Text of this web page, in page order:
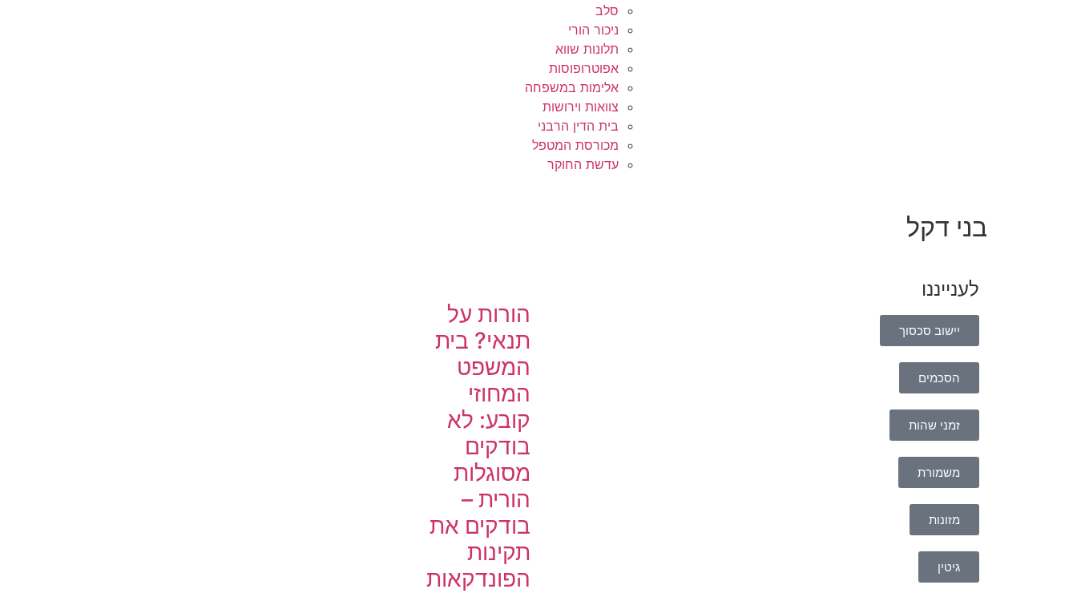
סלב
ניכור הורי
תלונות שווא
אפוטרופוסות
אלימות במשפחה
צוואות וירושות
בית הדין הרבני
מכורסת המטפל
עדשת החוקר
בני דקל
לענייננו
יישוב סכסוך
הסכמים
זמני שהות
משמורת
מזונות
גיטין
הורות על
תנאי? בית
המשפט
המחוזי
קובע: לא
בודקים
מסוגלות
הורית –
בודקים את
תקינות
הפונדקאות